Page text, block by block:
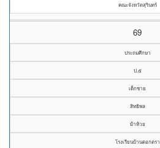
คณะจังหวัดสุรินทร์
69
ประถมศึกษา
ป.๕
เด็กชาย
สิทธิพล
ม้าห้วย
โรงเรียนบ้านตอกตรา